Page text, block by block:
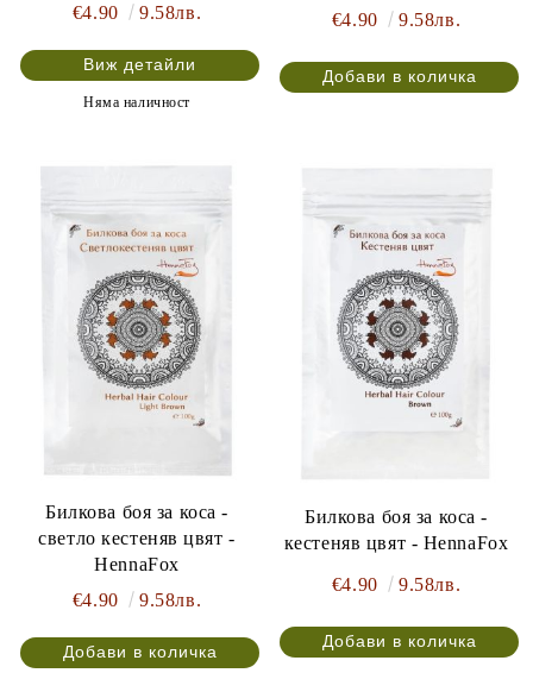
€4.90
9.58лв.
Виж детайли
Няма наличност
€4.90
9.58лв.
Билкова боя за коса -
светло кестеняв цвят -
HennaFox
€4.90
9.58лв.
Билкова боя за коса -
кестеняв цвят - HennaFox
€4.90 9.58лв.